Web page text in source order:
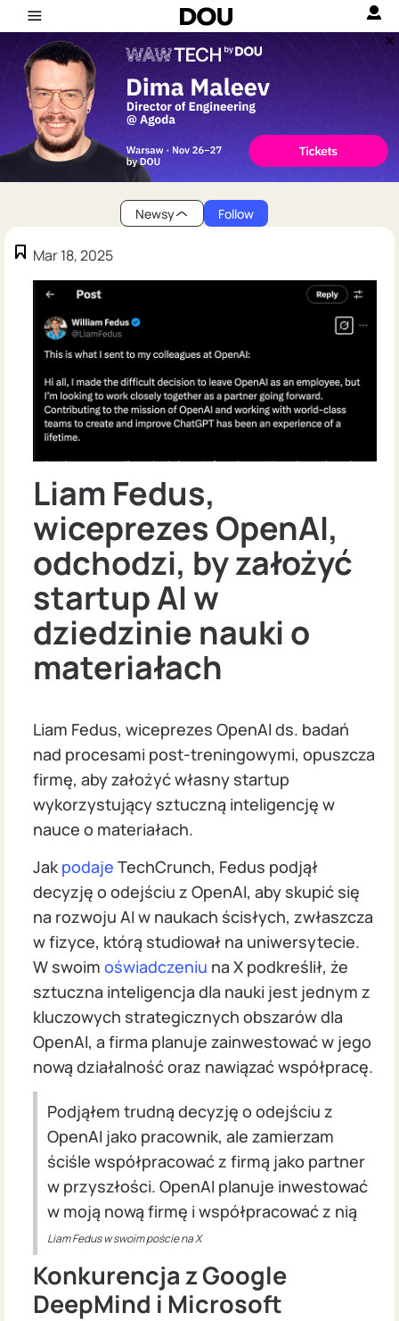
Newsy Follow
Mar 18, 2025
Liam Fedus,
wiceprezes OpenAI,
odchodzi, by założyć
startup AI w
dziedzinie nauki o
materiałach
Liam Fedus, wiceprezes OpenAI ds. badań
nad procesami post-treningowymi, opuszcza
firmę, aby założyć własny startup
wykorzystujący sztuczną inteligencję w
nauce o materiałach.
Jakpodaje TechCrunch, Fedus podjął
decyzję o odejściu z OpenAI, aby skupić się
na rozwoju AI w naukach ścisłych, zwłaszcza
w fizyce, którą studiował na uniwersytecie.
W swoim oświadczeniu na X podkreślił, że
sztuczna inteligencja dla nauki jest jednym z
kluczowych strategicznych obszarów dla
OpenAI, a firma planuje zainwestować w jego
nową działalność oraz nawiązać współpracę.
Podjąłem trudną decyzję o odejściu z
OpenAI jako pracownik, ale zamierzam
ściśle współpracować z firmą jako partner
w przyszłości. OpenAI planuje inwestować
w moją nową firmę i współpracować z nią
Liam Fedus w swoim poście na X
Konkurencja z Google
DeepMind i Microsoft